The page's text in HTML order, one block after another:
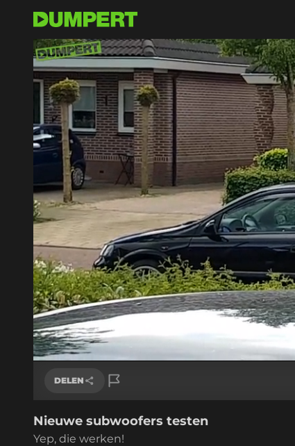
DELEN
Link kopiëren
Nieuwe subwoofers testen
Yep, die werken!